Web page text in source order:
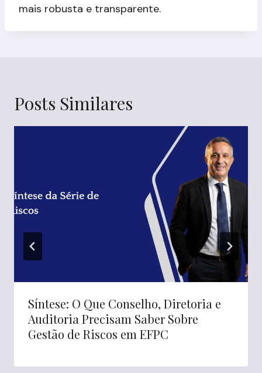
mais robusta e transparente.
Posts Similares
Síntese: O Que Conselho, Diretoria e
Auditoria Precisam Saber Sobre
Gestão de Riscos em EFPC